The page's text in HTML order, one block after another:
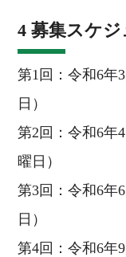
4 募集スケ
第1回：令和6年
日）
第2回：令和6年
曜日）
第3回：令和6年
日）
第4回：令和6年